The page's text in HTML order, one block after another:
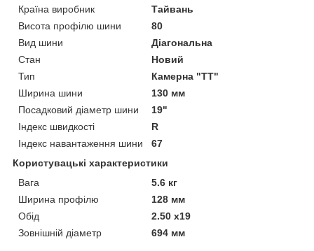
Країна виробник
Тайвань
Висота профілю шини
80
Вид шини
Діагональна
Стан
Новий
Тип
Камерна "TT"
Ширина шини
130 мм
Посадковий діаметр шини
19"
Індекс швидкості
R
Індекс навантаження шини
67
Користувацькі характеристики
Вага
5.6 кг
Ширина профілю
128 мм
Обід
2.50 x19
Зовнішній діаметр
694 мм